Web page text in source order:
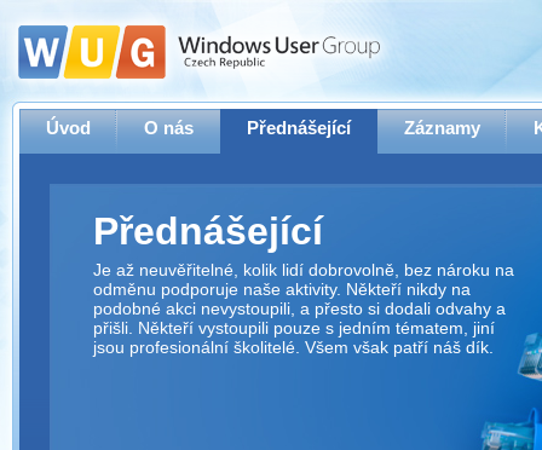
Úvod O nás Přednášející Záznamy
Přednášející
Je až neuvěřitelné, kolik lidí dobrovolně, bez nároku na
odměnu podporuje naše aktivity. Někteří nikdy na
podobné akci nevystoupili, a přesto si dodali odvahy a
přišli. Někteří vystoupili pouze s jedním tématem, jiní
jsou profesionální školitelé. Všem však patří náš dík.